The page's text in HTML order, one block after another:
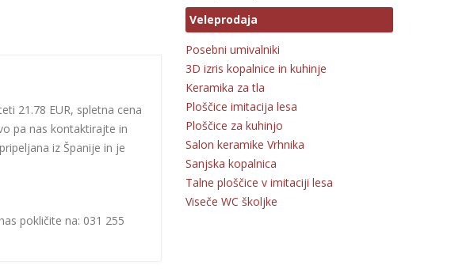
21.78 EUR, spletna cena
pa nas kontaktirajte in
iz Španije in je
pokličite na: 031 255
Veleprodaja
Posebni umivalniki
3D izris kopalnice in kuhinje
Keramika za tla
Ploščice imitacija lesa
Ploščice za kuhinjo
Salon keramike Vrhnika
Sanjska kopalnica
Talne ploščice v imitaciji lesa
Viseče WC školjke